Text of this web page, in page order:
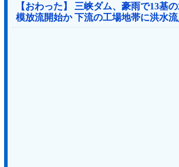
【おわった】 三峡ダム、豪雨で13基
模放流開始か 下流の工場地帯に洪水
る